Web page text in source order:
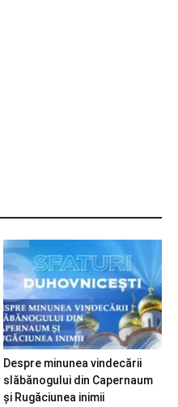
Despre minunea vindecării
slăbănogului din Capernaum
și Rugăciunea inimii